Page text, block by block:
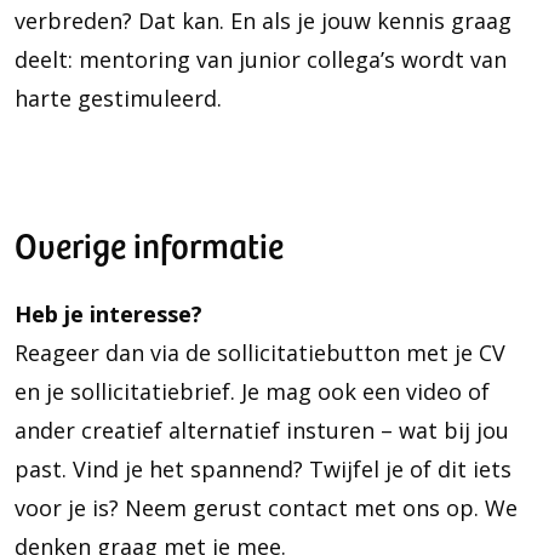
verbreden? Dat kan. En als je jouw kennis graag
deelt: mentoring van junior collega’s wordt van
harte gestimuleerd.
Overige informatie
Heb je interesse?
Reageer dan via de sollicitatiebutton met je CV
en je sollicitatiebrief. Je mag ook een video of
ander creatief alternatief insturen – wat bij jou
past. Vind je het spannend? Twijfel je of dit iets
voor je is? Neem gerust contact met ons op. We
denken graag met je mee.